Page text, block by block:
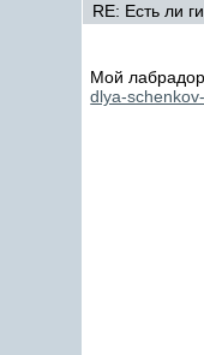
RE: Есть ли
Мой
dlya-